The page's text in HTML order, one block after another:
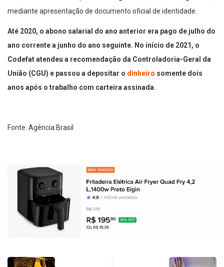
mediante apresentação de documento oficial de identidade.
Até 2020, o abono salarial do ano anterior era pago de julho do
ano corrente a junho do ano seguinte. No início de 2021, o
Codefat atendeu a recomendação da Controladoria-Geral da
União (CGU) e passou a depositar o dinheiro somente dois
anos após o trabalho com carteira assinada.
Fonte: Agência Brasil